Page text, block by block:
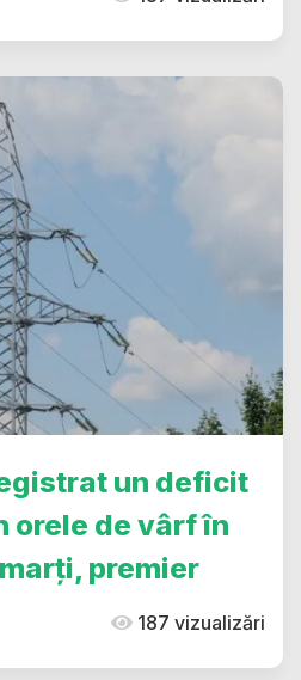
un deficit
orele de vârf în
premier
187 vizualizări